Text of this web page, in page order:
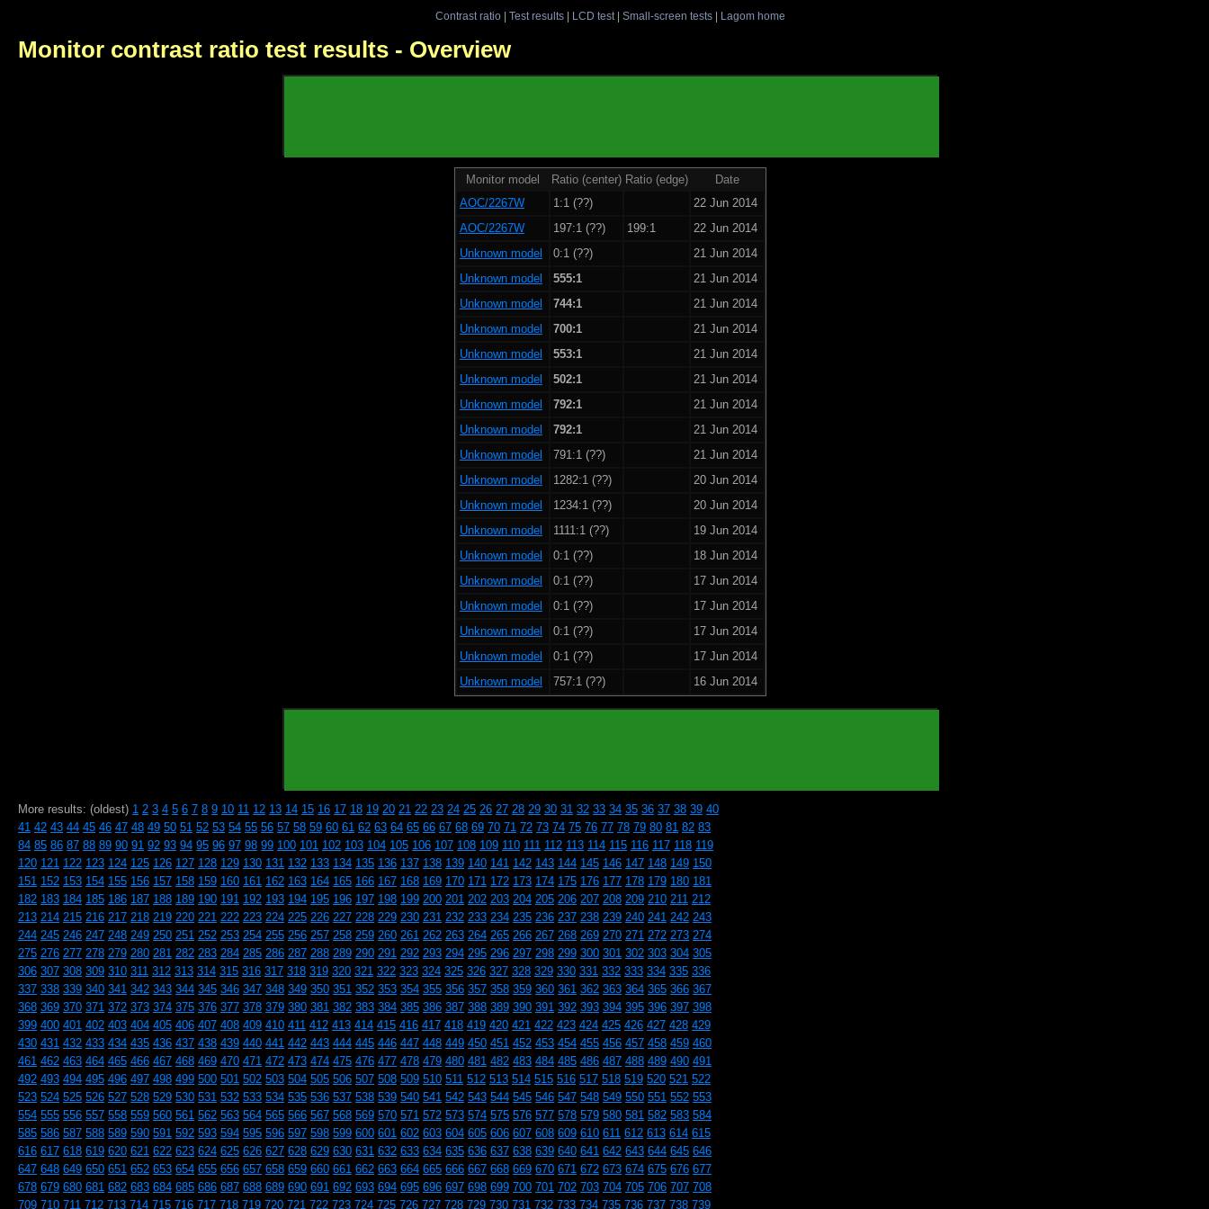
Contrast ratio| Test results| LCD test| Small-screen tests| Lagom home
Monitor contrast ratio test results - Overview
Monitor model Ratio (center) Ratio (edge)
Date
AOC/2267W
1:1 (??)
22 Jun 2014
AOC/2267W
197:1 (??) 199:1
22 Jun 2014
Unknown model
0:1 (??)
21 Jun 2014
Unknown model
555:1
21 Jun 2014
Unknown model
744:1
21 Jun 2014
Unknown model
700:1
21 Jun 2014
Unknown model
553:1
21 Jun 2014
Unknown model
502:1
21 Jun 2014
Unknown model
792:1
21 Jun 2014
Unknown model
792:1
21 Jun 2014
Unknown model
791:1 (??)
21 Jun 2014
Unknown model
1282:1 (??)
20 Jun 2014
Unknown model
1234:1 (??)
20 Jun 2014
Unknown model
1111:1 (??)
19 Jun 2014
Unknown model
0:1 (??)
18 Jun 2014
Unknown model
0:1 (??)
17 Jun 2014
Unknown model
0:1 (??)
17 Jun 2014
Unknown model
0:1 (??)
17 Jun 2014
Unknown model
0:1 (??)
17 Jun 2014
Unknown model
757:1 (??) 16 Jun 2014
More results: (oldest) 1 2 3 4 5 6 7 8 9 10 11 12 13 14 15 16 17 18 19 20 21 22 23 24 25 26 27 28 29 30 31 32 33 34 35 36 37 38 39 40
41 42 43 44 45 46 47 48 49 50 51 52 53 54 55 56 57 58 59 60 61 62 63 64 65 66 67 68 69 70 71 72 73 74 75 76 77 78 79 80 81 82 83
84 85 86 87 88 89 90 91 92 93 94 95 96 97 98 99 100 101 102 103 104 105 106 107 108 109 110 111 112 113 114 115 116 117 118 119
120 121 122 123 124 125 126 127 128 129 130 131 132 133 134 135 136 137 138 139 140 141 142 143 144 145 146 147 148 149 150
151 152 153 154 155 156 157 158 159 160 161 162 163 164 165 166 167 168 169 170 171 172 173 174 175 176 177 178 179 180 181
182 183 184 185 186 187 188 189 190 191 192 193 194 195 196 197 198 199 200 201 202 203 204 205 206 207 208 209 210 211 212
213 214 215 216 217 218 219 220 221 222 223 224 225 226 227 228 229 230 231 232 233 234 235 236 237 238 239 240 241 242 243
244 245 246 247 248 249 250 251 252 253 254 255 256 257 258 259 260 261 262 263 264 265 266 267 268 269 270 271 272 273 274
275 276 277 278 279 280 281 282 283 284 285 286 287 288 289 290 291 292 293 294 295 296 297 298 299 300 301 302 303 304 305
306 307 308 309 310 311 312 313 314 315 316 317 318 319 320 321 322 323 324 325 326 327 328 329 330 331 332 333 334 335 336
337 338 339 340 341 342 343 344 345 346 347 348 349 350 351 352 353 354 355 356 357 358 359 360 361 362 363 364 365 366 367
368 369 370 371 372 373 374 375 376 377 378 379 380 381 382 383 384 385 386 387 388 389 390 391 392 393 394 395 396 397 398
399 400 401 402 403 404 405 406 407 408 409 410 411 412 413 414 415 416 417 418 419 420 421 422 423 424 425 426 427 428 429
430 431 432 433 434 435 436 437 438 439 440 441 442 443 444 445 446 447 448 449 450 451 452 453 454 455 456 457 458 459 460
461 462 463 464 465 466 467 468 469 470 471 472 473 474 475 476 477 478 479 480 481 482 483 484 485 486 487 488 489 490 491
492 493 494 495 496 497 498 499 500 501 502 503 504 505 506 507 508 509 510 511 512 513 514 515 516 517 518 519 520 521 522
523 524 525 526 527 528 529 530 531 532 533 534 535 536 537 538 539 540 541 542 543 544 545 546 547 548 549 550 551 552 553
554 555 556 557 558 559 560 561 562 563 564 565 566 567 568 569 570 571 572 573 574 575 576 577 578 579 580 581 582 583 584
585 586 587 588 589 590 591 592 593 594 595 596 597 598 599 600 601 602 603 604 605 606 607 608 609 610 611 612 613 614 615
616 617 618 619 620 621 622 623 624 625 626 627 628 629 630 631 632 633 634 635 636 637 638 639 640 641 642 643 644 645 646
647 648 649 650 651 652 653 654 655 656 657 658 659 660 661 662 663 664 665 666 667 668 669 670 671 672 673 674 675 676 677
678 679 680 681 682 683 684 685 686 687 688 689 690 691 692 693 694 695 696 697 698 699 700 701 702 703 704 705 706 707 708
709 710 711 712 713 714 715 716 717 718 719 720 721 722 723 724 725 726 727 728 729 730 731 732 733 734 735 736 737 738 739